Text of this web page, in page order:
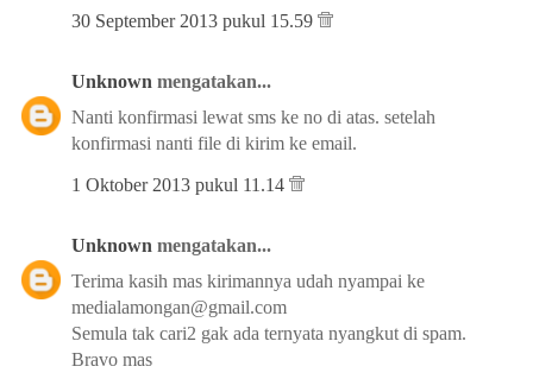
30 September 2013 pukul 15.59
Unknown mengatakan...
Nanti konfirmasi lewat sms ke no di atas. setelah
konfirmasi nanti file di kirim ke email.
1 Oktober 2013 pukul 11.14
Unknown mengatakan...
Terima kasih mas kirimannya udah nyampai ke
medialamongan@gmail.com
Semula tak cari2 gak ada ternyata nyangkut di spam.
Bravo mas